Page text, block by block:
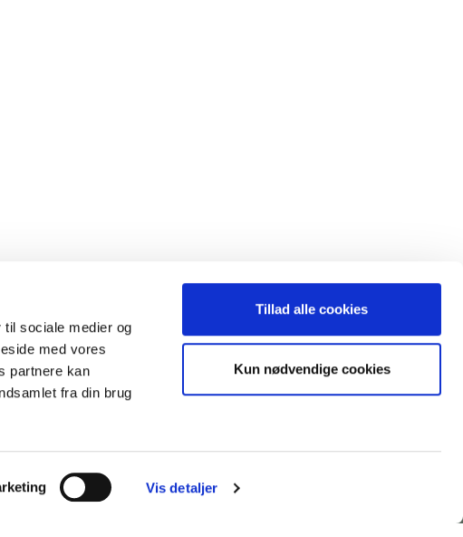
sociale medier og
med vores
partnere kan
fra din brug
Vis detaljer
Tillad alle cookies
Kun nødvendige cookies
AFHENTNINGSADRESSE
House Nordic ApS